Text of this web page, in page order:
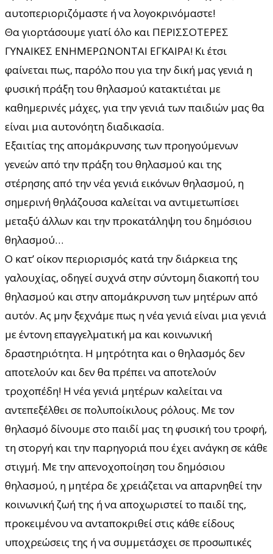
αυτοπεριοριζόμαστε ή να λογοκρινόμαστε!
Θα γιορτάσουμε γιατί όλο και ΠΕΡΙΣΣΟΤΕΡΕΣ
ΓΥΝΑΙΚΕΣ ΕΝΗΜΕΡΩΝΟΝΤΑΙ ΕΓΚΑΙΡΑ! Κι έτσι
φαίνεται πως, παρόλο που για την δική μας γενιά η
φυσική πράξη του θηλασμού κατακτιέται με
καθημερινές μάχες, για την γενιά των παιδιών μας θα
είναι μια αυτονόητη διαδικασία.
Εξαιτίας της απομάκρυνσης των προηγούμενων
γενεών από την πράξη του θηλασμού και της
στέρησης από την νέα γενιά εικόνων θηλασμού, η
σημερινή θηλάζουσα καλείται να αντιμετωπίσει
μεταξύ άλλων και την προκατάληψη του δημόσιου
θηλασμού…
Ο κατ’ οίκον περιορισμός κατά την διάρκεια της
γαλουχίας, οδηγεί συχνά στην σύντομη διακοπή του
θηλασμού και στην απομάκρυνση των μητέρων από
αυτόν. Ας μην ξεχνάμε πως η νέα γενιά είναι μια γενιά
με έντονη επαγγελματική μα και κοινωνική
δραστηριότητα. Η μητρότητα και ο θηλασμός δεν
αποτελούν και δεν θα πρέπει να αποτελούν
τροχοπέδη! Η νέα γενιά μητέρων καλείται να
αντεπεξέλθει σε πολυποίκιλους ρόλους. Με τον
θηλασμό δίνουμε στο παιδί μας τη φυσική του τροφή,
τη στοργή και την παρηγοριά που έχει ανάγκη σε κάθε
στιγμή. Με την απενοχοποίηση του δημόσιου
θηλασμού, η μητέρα δε χρειάζεται να απαρνηθεί την
κοινωνική ζωή της ή να αποχωριστεί το παιδί της,
προκειμένου να ανταποκριθεί στις κάθε είδους
υποχρεώσεις της ή να συμμετάσχει σε προσωπικές